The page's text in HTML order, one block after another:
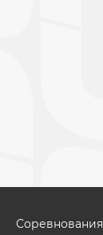
Соревнования